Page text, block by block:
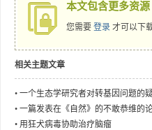
本文包含更多资源
您需要 登录 才可以下
相关主题文章
• 一个生态学研究者对转基因问题的
问
• 一篇发表在《自然》的不敢恭维的
文
• 用狂犬病毒协助治疗脑瘤